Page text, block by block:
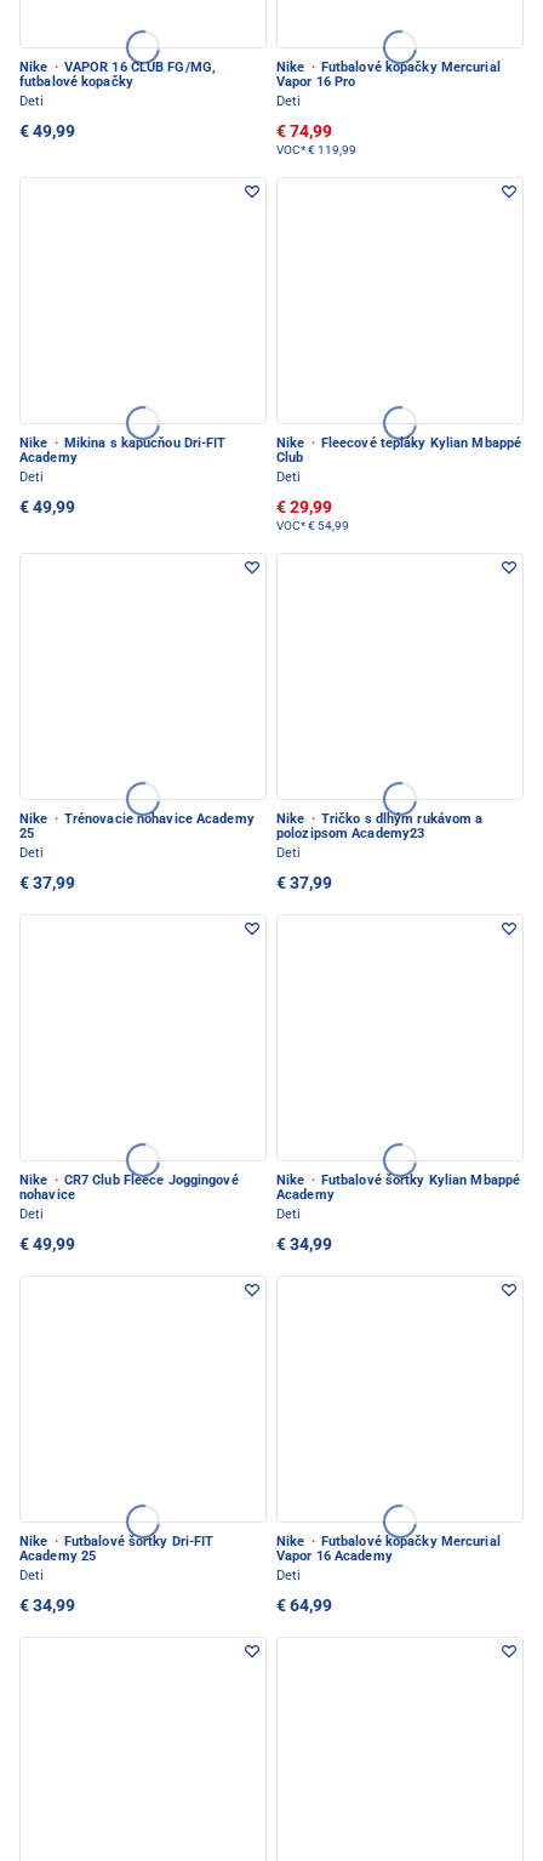
Nike · VAPOR 16 CLUB FG/MG,
futbalové kopačky
Deti
€ 49,99
Nike · Futbalové kopačky Mercurial
Vapor 16 Pro
Deti
€ 74,99
VOC*€ 119,99
Nike · Mikina s kapucňou Dri-FIT
Academy
Deti
€ 49,99
Nike · Fleecové tepláky Kylian Mbappé
Club
Deti
€ 29,99
VOC*€ 54,99
Nike · Trénovacie nohavice Academy
25
Deti
€ 37,99
Nike · Tričko s dlhým rukávom a
polozipsom Academy23
Deti
€ 37,99
Nike · CR7 Club Fleece Joggingové
nohavice
Deti
€ 49,99
Nike · Futbalové šortky Kylian Mbappé
Academy
Deti
€ 34,99
Nike · Futbalové šortky Dri-FIT
Academy 25
Deti
€ 34,99
Nike · Futbalové kopačky Mercurial
Vapor 16 Academy
Deti
€ 64,99